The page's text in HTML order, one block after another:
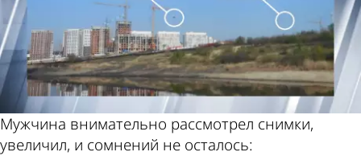
Мужчина внимательно рассмотрел снимки,
увеличил, и сомнений не осталось: